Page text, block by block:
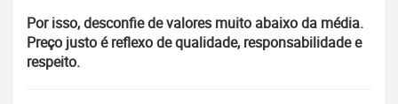
Por isso, desconfie de valores muito abaixo da média.
Preço justo é reflexo de qualidade, responsabilidade e
respeito.